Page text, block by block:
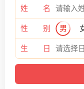
姓 名
性 别 男
生 日